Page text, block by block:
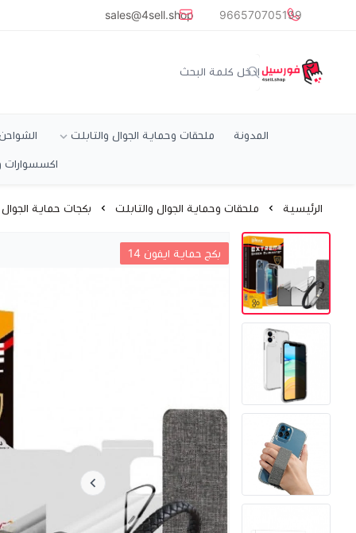
common.titles.skip_to_main_content
966570705199
sales@4sell.shop
متجر فورسيل
المدونة ملحقات وحماية الجوال والتابلت الشواحن
اكسسوارات
الرئيسية ملحقات وحماية الجوال والتابلت بكجات حماية الجوال
بكج حماية ايفون 14